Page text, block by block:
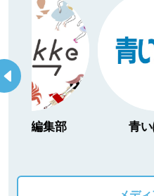
編集部 青